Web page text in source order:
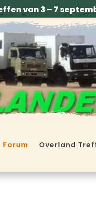
van 3 – 7
Forum Overland